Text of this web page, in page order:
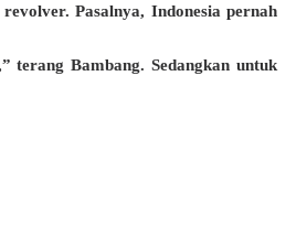
Pasalnya, Indonesia pernah
Bambang. Sedangkan untuk